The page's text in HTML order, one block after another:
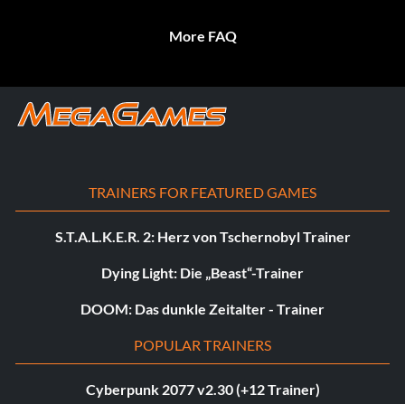
More FAQ
TRAINERS FOR FEATURED GAMES
S.T.A.L.K.E.R. 2: Herz von Tschernobyl Trainer
Dying Light: Die „Beast“-Trainer
DOOM: Das dunkle Zeitalter - Trainer
POPULAR TRAINERS
Cyberpunk 2077 v2.30 (+12 Trainer)